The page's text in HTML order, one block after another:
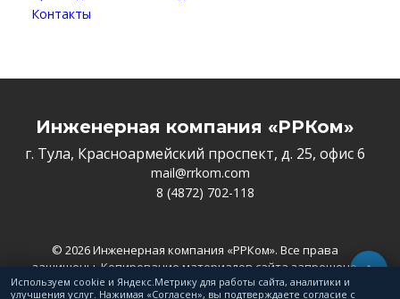
Контакты
Инженерная компания «РРКом»
г. Тула, Красноармейский проспект, д. 25, офис 6
mail@rrkom.com
8 (4872) 702-118
© 2026 Инженерная компания «РРКом». Все права
защищены. Копирование материалов сайта запрещено
Политика конфиденциальности
Используем cookie и Яндекс.Метрику для работы сайта, аналитики и
улучшения услуг. Нажимая «Согласен», вы подтверждаете согласие с